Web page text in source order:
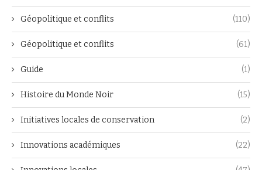
Géopolitique et conflits (110)
Géopolitique et conflits (61)
Guide (1)
Histoire du Monde Noir (15)
Initiatives locales de conservation (2)
Innovations académiques (22)